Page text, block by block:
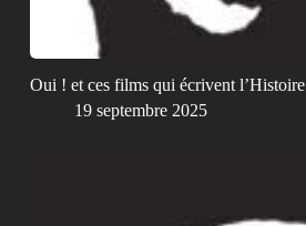
Oui ! et ces films qui écrivent l’Histoire
19 septembre 2025